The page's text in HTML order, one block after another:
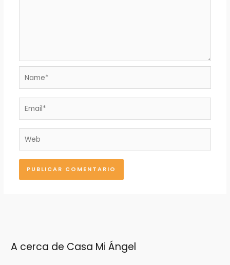
A cerca de Casa Mi Ángel